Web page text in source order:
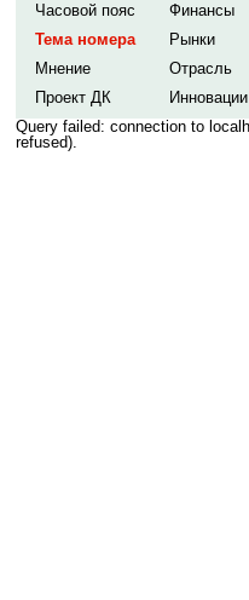
Часовой пояс
Финансы
Тема номера
Рынки
Мнение
Отрасль
Проект ДК
Инновации
Query failed: connection to
refused).